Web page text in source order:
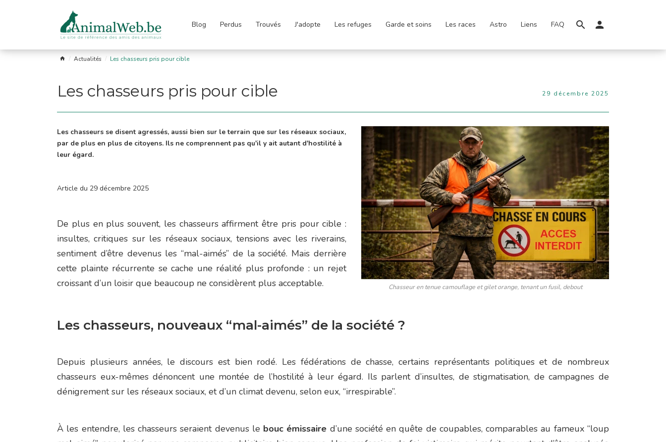
Passer
menu
Blog Perdus Trouvés J'adopte Les refuges Garde et soins Les races Astro Liens FAQ
Garde
Les
races
Astro Liens FAQ
Actualités Les chasseurs pris pour cible
Les chasseurs pris pour cible 29 décembre 2025
Chasseur en tenue camouflage et gilet orange, tenant un fusil, debout
Les chasseurs se disent agressés, aussi bien sur le terrain que sur les réseaux sociaux,
par de plus en plus de citoyens. Ils ne comprennent pas qu'il y ait autant d'hostilité à
leur égard.
Article du 29 décembre 2025
De plus en plus souvent, les chasseurs affirment être pris pour cible :
insultes, critiques sur les réseaux sociaux, tensions avec les riverains,
sentiment d’être devenus les “mal-aimés” de la société. Mais derrière
cette plainte récurrente se cache une réalité plus profonde : un rejet
croissant d’un loisir que beaucoup ne considèrent plus acceptable.
Les chasseurs, nouveaux “mal-aimés” de la société ?
Depuis plusieurs années, le discours est bien rodé. Les fédérations de chasse, certains représentants politiques et de nombreux
chasseurs eux-mêmes dénoncent une montée de l’hostilité à leur égard. Ils parlent d’insultes, de stigmatisation, de campagnes de
dénigrement sur les réseaux sociaux, et d’un climat devenu, selon eux, “irrespirable”.
À les entendre, les chasseurs seraient devenus le bouc émissaire d’une société en quête de coupables, comparables au fameux “loup